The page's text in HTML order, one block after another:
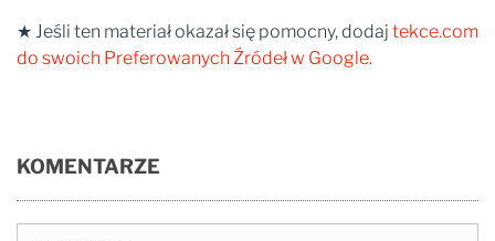
★ Jeśli ten materiał okazał się pomocny, dodaj tekce.com
do swoich Preferowanych Źródeł w Google.
KOMENTARZE